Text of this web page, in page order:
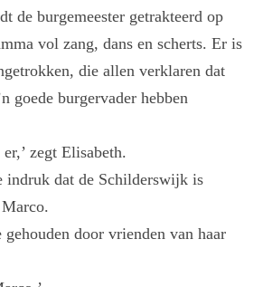
de burgemeester getrakteerd op
vol zang, dans en scherts. Er is
die allen verklaren dat
goede burgervader hebben
zegt Elisabeth.
indruk dat de Schilderswijk is
Marco.
gehouden door vrienden van haar